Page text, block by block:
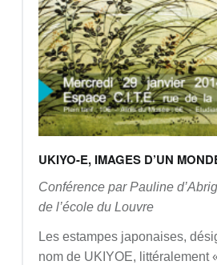
UKIYO-E, IMAGES D’UN
Conférence par Pauline
de l’école du Louvre
Les estampes japonaises,
nom de UKIYOE, littéralement